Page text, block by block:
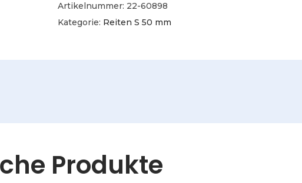
Artikelnummer: 22-60898
Kategorie: Reiten S 50 mm
Produkte